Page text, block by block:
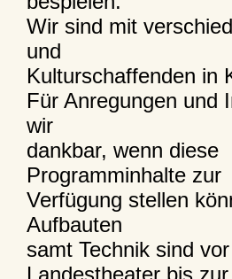
Wir sind mit
und
Kulturschaffenden in
Für Anregungen und
wir
dankbar, wenn diese
Programminhalte zur
Verfügung stellen
Aufbauten
samt Technik sind
Landestheater bis zur